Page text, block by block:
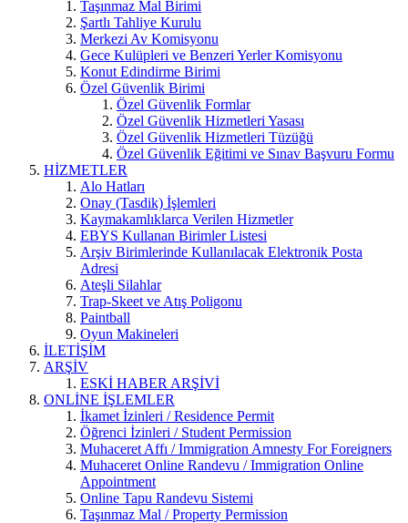
Taşınmaz Mal Birimi
Şartlı Tahliye Kurulu
Merkezi Av Komisyonu
Gece Kulüpleri ve Benzeri Yerler Komisyonu
Konut Edindirme Birimi
Özel Güvenlik Birimi
Özel Güvenlik Formlar
Özel Güvenlik Hizmetleri Yasası
Özel Güvenlik Hizmetleri Tüzüğü
Özel Güvenlik Eğitimi ve Sınav Başvuru Formu
HİZMETLER
Alo Hatları
Onay (Tasdik) İşlemleri
Kaymakamlıklarca Verilen Hizmetler
EBYS Kullanan Birimler Listesi
Arşiv Birimlerinde Kullanılacak Elektronik Posta
Adresi
Ateşli Silahlar
Trap-Skeet ve Atış Poligonu
Paintball
Oyun Makineleri
İLETİŞİM
ARŞİV
ESKİ HABER ARŞİVİ
ONLİNE İŞLEMLER
İkamet İzinleri / Residence Permit
Öğrenci İzinleri / Student Permission
Muhaceret Affı / Immigration Amnesty For Foreigners
Muhaceret Online Randevu / Immigration Online
Appointment
Online Tapu Randevu Sistemi
Taşınmaz Mal / Property Permission